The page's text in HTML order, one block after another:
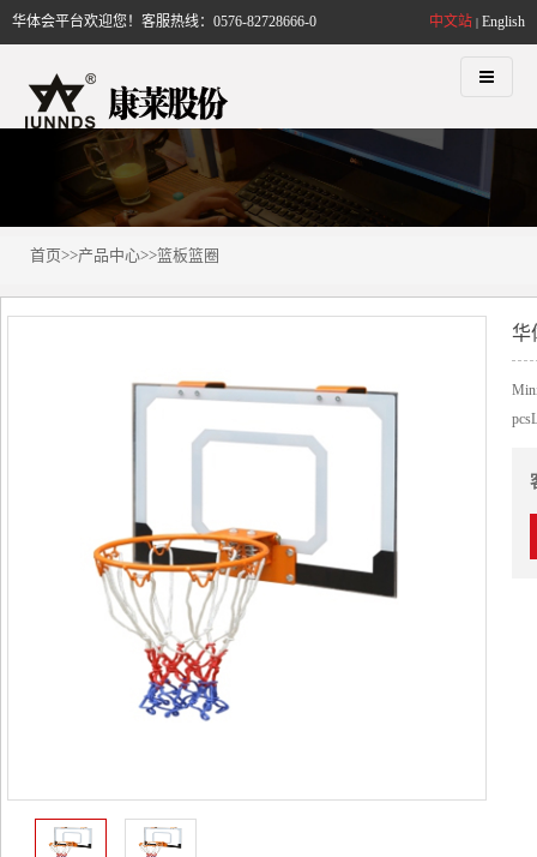
中文站 | English
华体会平台欢迎您！客服热线：0576-82728666-0
首页>>产品中心>>篮板篮圈
华